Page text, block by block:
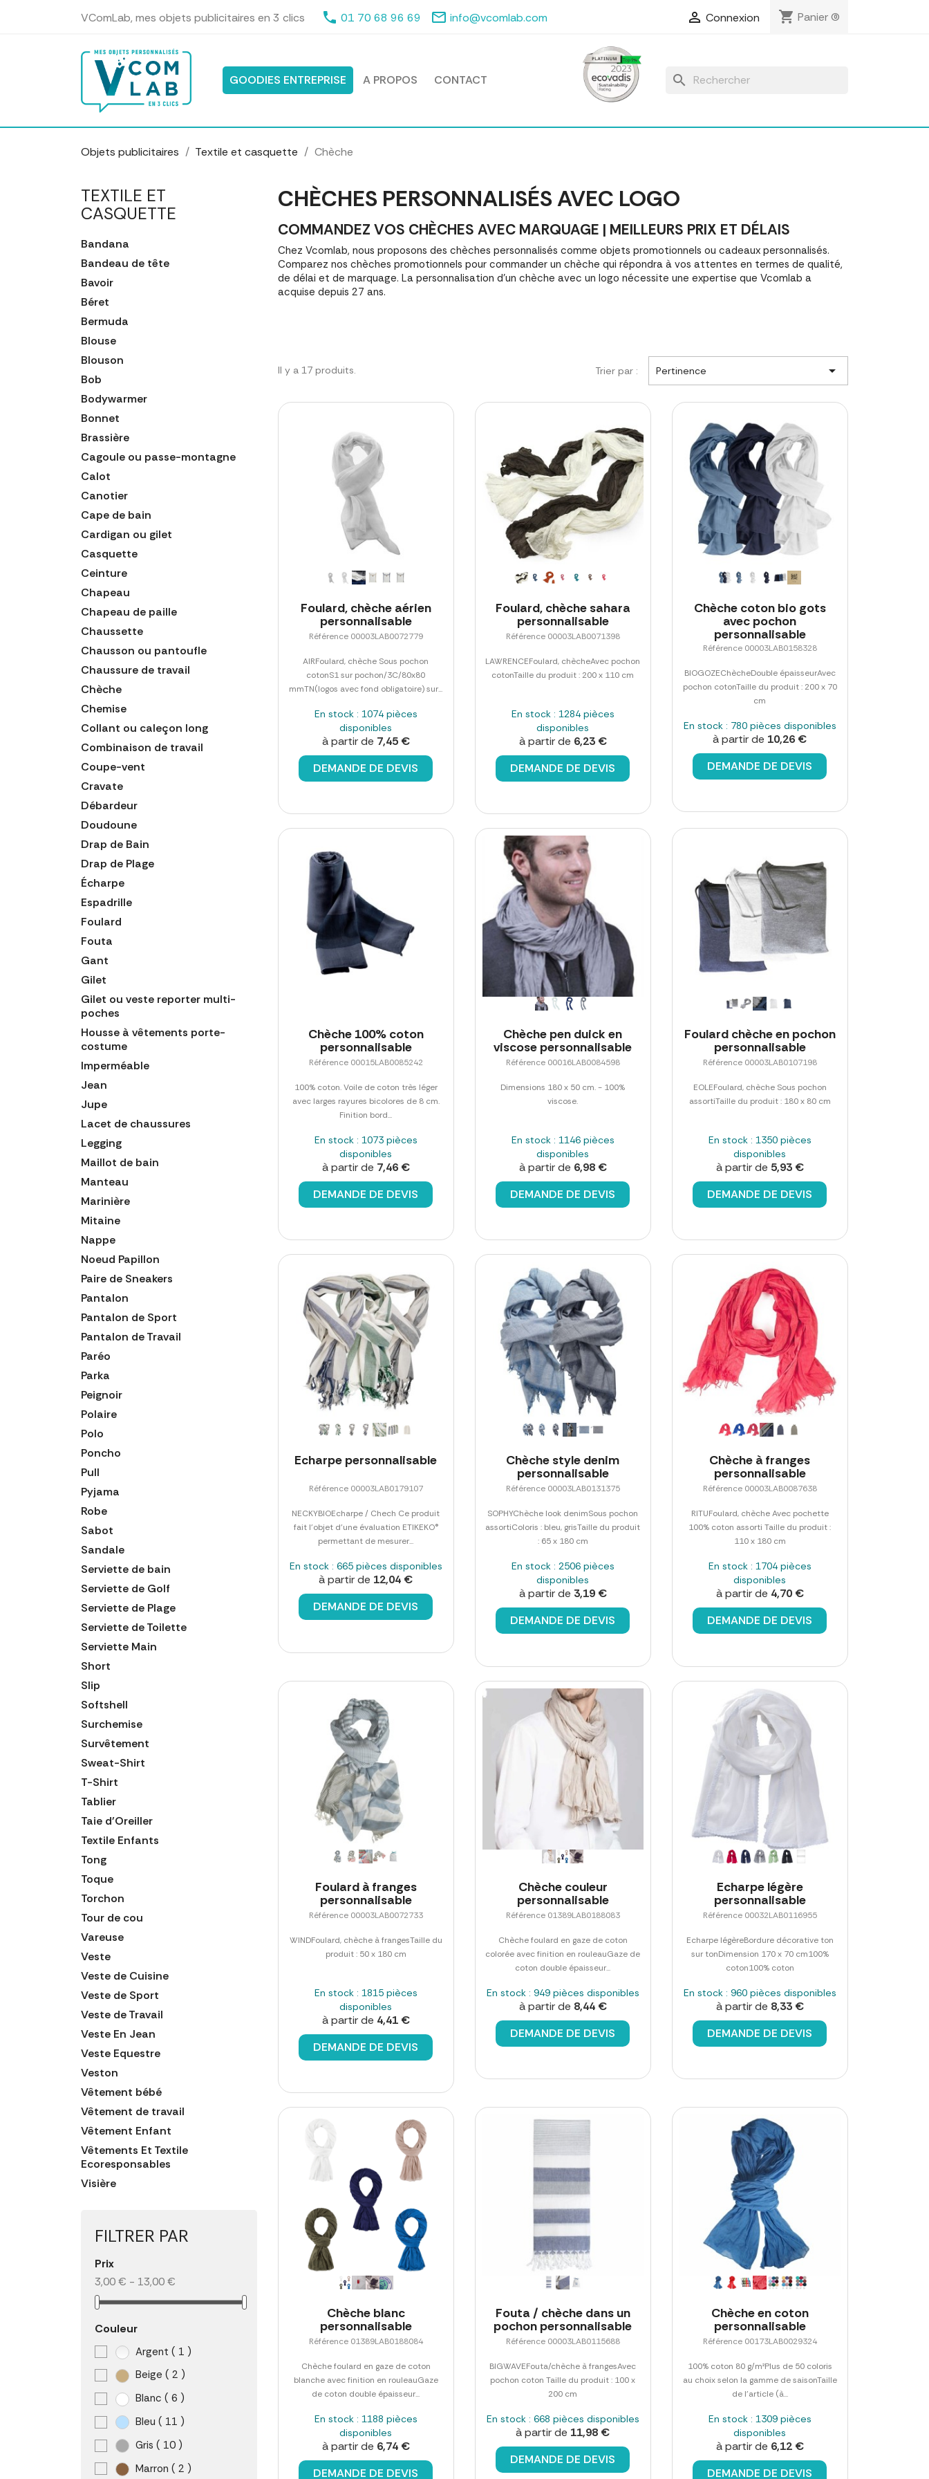
VComLab, mes objets publicitaires en 3 clics phone 01 70 68 96 69 mail_outline info@vcomlab.com  Connexion shopping_cart Panier(0)
GOODIES ENTREPRISE A PROPOS CONTACT search
Objets publicitaires Textile et casquette Chèche
TEXTILE ET
CASQUETTE
Bandana
Bandeau de tête
Bavoir
Béret
Bermuda
Blouse
Blouson
Bob
Bodywarmer
Bonnet
Brassière
Cagoule ou passe-montagne
Calot
Canotier
Cape de bain
Cardigan ou gilet
Casquette
Ceinture
Chapeau
Chapeau de paille
Chaussette
Chausson ou pantoufle
Chaussure de travail
Chèche
Chemise
Collant ou caleçon long
Combinaison de travail
Coupe-vent
Cravate
Débardeur
Doudoune
Drap de Bain
Drap de Plage
Écharpe
Espadrille
Foulard
Fouta
Gant
Gilet
Gilet ou veste reporter multi-
poches
Housse à vêtements porte-
costume
Imperméable
Jean
Jupe
Lacet de chaussures
Legging
Maillot de bain
Manteau
Marinière
Mitaine
Nappe
Noeud Papillon
Paire de Sneakers
Pantalon
Pantalon de Sport
Pantalon de Travail
Paréo
Parka
Peignoir
Polaire
Polo
Poncho
Pull
Pyjama
Robe
Sabot
Sandale
Serviette de bain
Serviette de Golf
Serviette de Plage
Serviette de Toilette
Serviette Main
Short
Slip
Softshell
Surchemise
Survêtement
Sweat-Shirt
T-Shirt
Tablier
Taie d'Oreiller
Textile Enfants
Tong
Toque
Torchon
Tour de cou
Vareuse
Veste
Veste de Cuisine
Veste de Sport
Veste de Travail
Veste En Jean
Veste Equestre
Veston
Vêtement bébé
Vêtement de travail
Vêtement Enfant
Vêtements Et Textile
Ecoresponsables
Visière
FILTRER PAR
Prix
3,00 € - 13,00 €
Couleur
Argent ( 1 )
Beige ( 2 )
Blanc ( 6 )
Bleu ( 11 )
Gris ( 10 )
Marron ( 2 )
CHÈCHES PERSONNALISÉS AVEC LOGO
COMMANDEZ VOS CHÈCHES AVEC MARQUAGE | MEILLEURS PRIX ET DÉLAIS
Chez Vcomlab, nous proposons des chèches personnalisés comme objets promotionnels ou cadeaux personnalisés.
Comparez nos chèches promotionnels pour commander un chèche qui répondra à vos attentes en termes de qualité,
de délai et de marquage. La personnalisation d'un chèche avec un logo nécessite une expertise que Vcomlab a
acquise depuis 27 ans.
Il y a 17 produits. Trier par : Pertinence 
Foulard, chèche aérien
personnalisable
Référence 00003LAB0072779
AIRFoulard, chèche Sous pochon
cotonS1 sur pochon/3C/80x80
mmTN(logos avec fond obligatoire) sur...
En stock : 1074 pièces
disponibles
à partir de 7,45 €
DEMANDE DE DEVIS
Foulard, chèche sahara
personnalisable
Référence 00003LAB0071398
LAWRENCEFoulard, chècheAvec pochon
cotonTaille du produit : 200 x 110 cm
En stock : 1284 pièces
disponibles
à partir de 6,23 €
DEMANDE DE DEVIS
Chèche coton bio gots
avec pochon
personnalisable
Référence 00003LAB0158328
BIOGOZEChècheDouble épaisseurAvec
pochon cotonTaille du produit : 200 x 70
cm
En stock : 780 pièces disponibles
à partir de 10,26 €
DEMANDE DE DEVIS
Chèche 100% coton
personnalisable
Référence 00015LAB0085242
100% coton. Voile de coton très léger
avec larges rayures bicolores de 8 cm.
Finition bord...
En stock : 1073 pièces
disponibles
à partir de 7,46 €
DEMANDE DE DEVIS
Chèche pen duick en
viscose personnalisable
Référence 00016LAB0084598
Dimensions 180 x 50 cm. - 100%
viscose.
En stock : 1146 pièces
disponibles
à partir de 6,98 €
DEMANDE DE DEVIS
Foulard chèche en pochon
personnalisable
Référence 00003LAB0107198
EOLEFoulard, chèche Sous pochon
assortiTaille du produit : 180 x 80 cm
En stock : 1350 pièces
disponibles
à partir de 5,93 €
DEMANDE DE DEVIS
Echarpe personnalisable
Référence 00003LAB0179107
NECKYBIOEcharpe / Chech Ce produit
fait l'objet d'une évaluation ETIKEKO®
permettant de mesurer...
En stock : 665 pièces disponibles
à partir de 12,04 €
DEMANDE DE DEVIS
Chèche style denim
personnalisable
Référence 00003LAB0131375
SOPHYChèche look denimSous pochon
assortiColoris : bleu, grisTaille du produit
: 65 x 180 cm
En stock : 2506 pièces
disponibles
à partir de 3,19 €
DEMANDE DE DEVIS
Chèche à franges
personnalisable
Référence 00003LAB0087638
RITUFoulard, chèche Avec pochette
100% coton assorti Taille du produit :
110 x 180 cm
En stock : 1704 pièces
disponibles
à partir de 4,70 €
DEMANDE DE DEVIS
Foulard à franges
personnalisable
Référence 00003LAB0072733
WINDFoulard, chèche à frangesTaille du
produit : 50 x 180 cm
En stock : 1815 pièces
disponibles
à partir de 4,41 €
DEMANDE DE DEVIS
Chèche couleur
personnalisable
Référence 01389LAB0188083
Chèche foulard en gaze de coton
colorée avec finition en rouleauGaze de
coton double épaisseur...
En stock : 949 pièces disponibles
à partir de 8,44 €
DEMANDE DE DEVIS
Echarpe légère
personnalisable
Référence 00032LAB0116955
Echarpe légèreBordure décorative ton
sur tonDimension 170 x 70 cm100%
coton100% coton
En stock : 960 pièces disponibles
à partir de 8,33 €
DEMANDE DE DEVIS
Chèche blanc
personnalisable
Référence 01389LAB0188084
Chèche foulard en gaze de coton
blanche avec finition en rouleauGaze
de coton double épaisseur...
En stock : 1188 pièces
disponibles
à partir de 6,74 €
DEMANDE DE DEVIS
Fouta / chèche dans un
pochon personnalisable
Référence 00003LAB0115688
BIGWAVEFouta/chèche à frangesAvec
pochon coton Taille du produit : 100 x
200 cm
En stock : 668 pièces disponibles
à partir de 11,98 €
DEMANDE DE DEVIS
Chèche en coton
personnalisable
Référence 00173LAB0029324
100% coton 80 g/m²Plus de 50 coloris
au choix selon la gamme de saisonTaille
de l'article (à...
En stock : 1309 pièces
disponibles
à partir de 6,12 €
DEMANDE DE DEVIS